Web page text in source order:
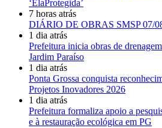
‘ElaProtegida’
7 horas atrás
DIÁRIO DE OBRAS SMSP 07/
1 dia atrás
Prefeitura inicia obras de
Jardim Paraíso
1 dia atrás
Ponta Grossa conquista
Projetos Inovadores 2026
1 dia atrás
Prefeitura formaliza apoio a
e à restauração ecológica em PG